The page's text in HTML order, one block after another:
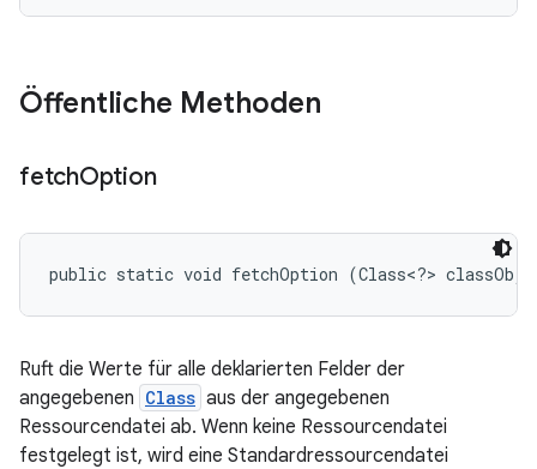
Öffentliche Methoden
fetchOption
public static void fetchOption (Class<?> classObj)
Ruft die Werte für alle deklarierten Felder der
angegebenen Class aus der angegebenen
Ressourcendatei ab. Wenn keine Ressourcendatei
festgelegt ist, wird eine Standardressourcendatei